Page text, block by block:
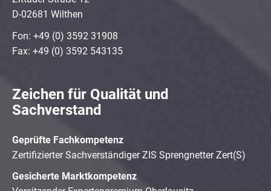
D-02681 Wilthen
Fon: +49 (0) 3592 31908
Fax: +49 (0) 3592 543135
Zeichen für Qualität und
Sachverstand
Geprüfte Fachkompetenz
Zertifizierter Sachverständiger ZIS Sprengnetter Zert(S)
Gesicherte Marktkompetenz